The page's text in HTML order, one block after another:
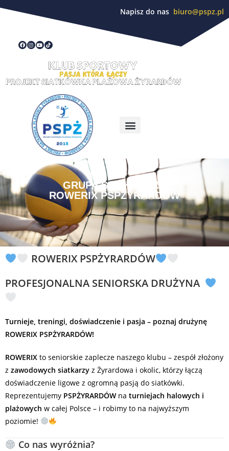
Napisz do nas biuro@pspz.pl
GRUPA SIATKARSKA
ROWERIX PSPŻYRARDÓW
ROWERIX PSPŻYRARDÓW
PROFESJONALNA SENIORSKA DRUŻYNA
Turnieje, treningi, doświadczenie i pasja – poznaj drużynę
ROWERIX PSPŻYRARDÓW!
ROWERIX to seniorskie zaplecze naszego klubu – zespół złożony
z zawodowych siatkarzy z Żyrardowa i okolic, którzy łączą
doświadczenie ligowe z ogromną pasją do siatkówki.
Reprezentujemy PSPŻYRARDÓW na turniejach halowych i
plażowych w całej Polsce – i robimy to na najwyższym
poziomie!
Co nas wyróżnia?